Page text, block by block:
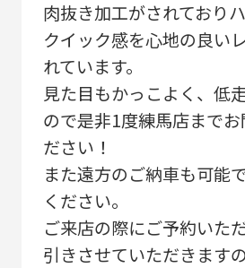
肉抜き加工がされており
クイック感を心地の良い
れています。
見た目もかっこよく、低
ので是非1度練馬店までお
ださい！
また遠方のご納車も可能
ください。
ご来店の際にご予約いた
引きさせていただきます